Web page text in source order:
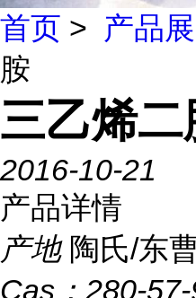
首页 > 产品
胺
三乙烯二
2016-10-21
产品详情
产地 陶氏/东
Cas： 280-